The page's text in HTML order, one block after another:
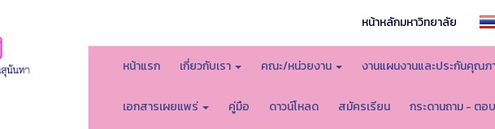
หน้าหลักมหาวิทยาลัย
หน้าแรก เกี่ยวกับเรา คณะ/หน่วยงาน งานแผนงานและประกันคุณ
เอกสารเผยแพร่ คู่มือ ดาวน์โหลด สมัครเรียน กระดานถาม - ตอบ